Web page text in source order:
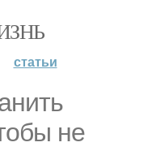
статьи
не